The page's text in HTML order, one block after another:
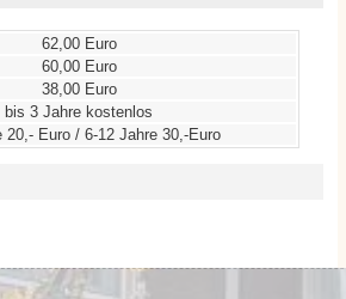
20,- Euro / 6-12 Jahre 30,-Euro
62,00 Euro
60,00 Euro
38,00 Euro
bis 3 Jahre kostenlos